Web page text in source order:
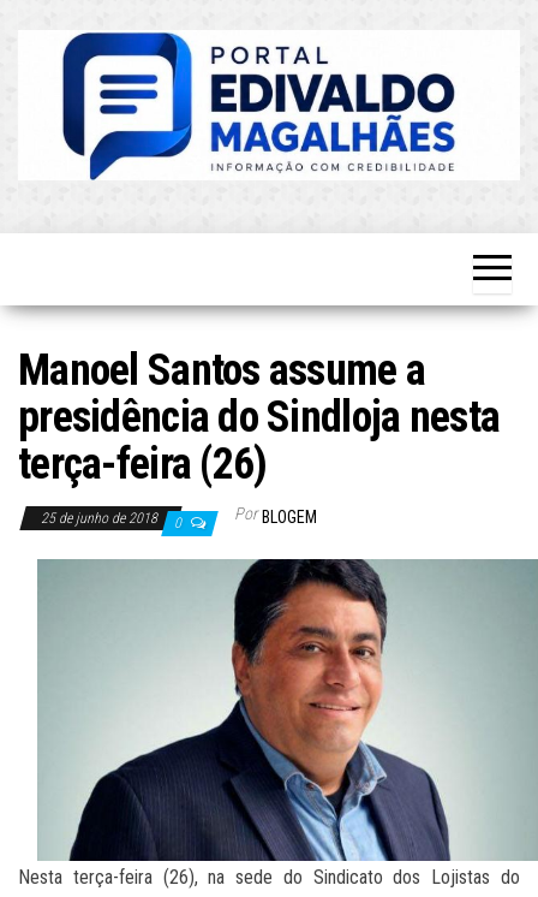
Atualizado!
Manoel Santos assume a
presidência do Sindloja nesta
terça-feira (26)
25 de junho de 2018 0 Por BLOGEM
Nesta terça-feira (26), na sede do Sindicato dos Lojistas do